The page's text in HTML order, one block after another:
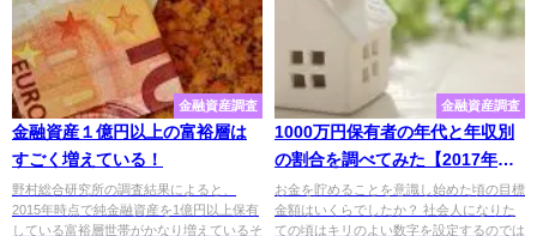
金融資産調査
金融資産１億円以上の富裕層は
すごく増えている！
野村総合研究所の調査結果によると、
2015年時点で純金融資産を1億円以上保有
している富裕層世帯がかなり増えているそ
金融資産調査
1000万円保有者の年代と年収別
の割合を調べてみた【2017年調
査】
お金を貯めることを意識し始めた頃の目標
金額はいくらでしたか？ 社会人になりた
ての頃はキリのよい数字を設定するのでは